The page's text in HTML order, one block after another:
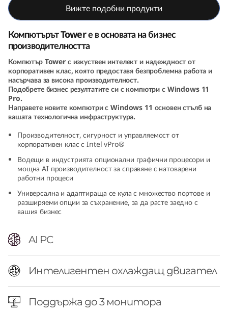
n
6
T
o
w
e
e
Вижте подобни продукти
Компютърът Tower е в основата на бизнес
производителността
Компютър Tower с изкуствен интелект и надеждност от
корпоративен клас, която предоставя безпроблемна работа и
насърчава за висока производителност.
Подобрете бизнес резултатите си с компютри с Windows 11
Pro.
Направете новите компютри с Windows 11 основен стълб на
вашата технологична инфраструктура.
Производителност, сигурност и управляемост от
корпоративен клас с Intel vPro®
Водещи в индустрията опционални графични процесори и
мощна AI производителност за справяне с натоварени
работни процеси
Универсална и адаптираща се кула с множество портове и
разширяеми опции за съхранение, за да расте заедно с
вашия бизнес
AI PC
Интелигентен охлаждащ двигател
Поддържа до 3 монитора